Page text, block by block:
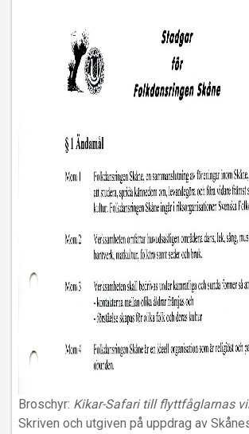
Broschyr: Kikar-Safari till flyttfåglarnas
Skriven och utgiven på uppdrag av